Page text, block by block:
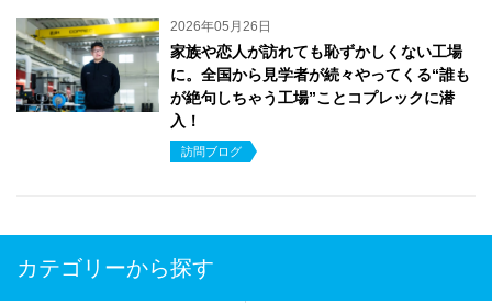
2026年05月26日
家族や恋人が訪れても恥ずかしくない工場
に。全国から見学者が続々やってくる“誰も
が絶句しちゃう工場”ことコプレックに潜
入！
訪問ブログ
カテゴリーから探す